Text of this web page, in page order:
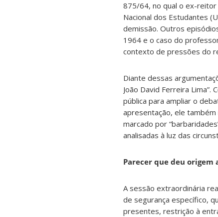
875/64, no qual o ex-
Nacional dos Estudantes
demissão. Outros
1964 e o caso do
contexto de pressões do
Diante dessas
João David Ferreira
pública para ampliar o
apresentação, ele
marcado por
analisadas à luz das
Parecer que deu origem
A sessão extraordinária
de segurança específico,
presentes, restrição à